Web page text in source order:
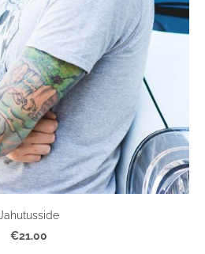
Jahutusside
€21.00